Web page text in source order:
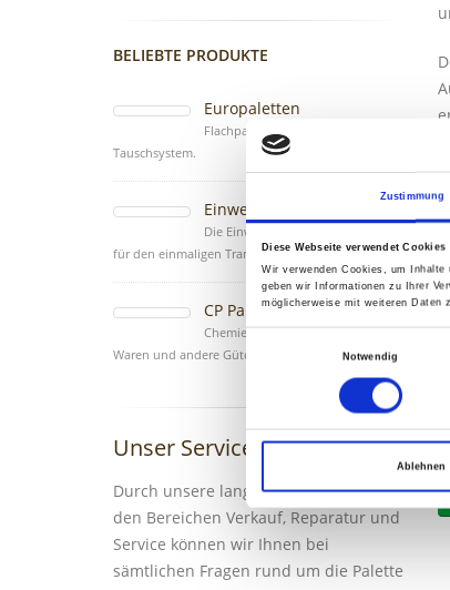
Zustimmung
Diese Webseite verwendet Cookies
Wir verwenden Cookies, um Inhalte
geben wir Informationen zu Ihrer
möglicherweise mit weiteren Daten
Einwilligungsauswahl
Notwendig
Ablehnen
BELIEBTE PRODUKTE
Europaletten
Flachpalette aus dem Europool
Tauschsystem.
Einwegpaletten
Die Einwegpalette (Exportpalette)
für den einmaligen Transport.
CP Paletten
Chemiepalette für chemische
Waren und andere Güter.
Unser Service
Durch unsere langjährige Erfahrung in
den Bereichen Verkauf, Reparatur und
Service können wir Ihnen bei
sämtlichen Fragen rund um die Palette